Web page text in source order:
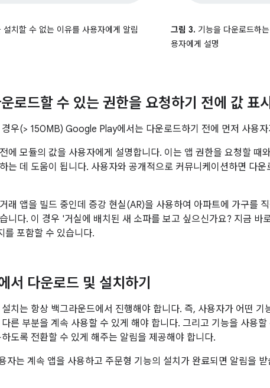
설치할 수 없는 이유를 사용자에게 알림 그림 3. 기능을 다운로드하
용자에게 설명
로드할 수 있는 권한을 요청하기 전에 값 표시
우(> 150MB) Google Play에서는 다운로드하기 전에 먼저 사용
에 모듈의 값을 사용자에게 설명합니다. 이는 앱 권한을 요청할 때
는 데 도움이 됩니다. 사용자와 공개적으로 커뮤니케이션하면 다운
래 앱을 빌드 중인데 증강 현실(AR)을 사용하여 아파트에 가구를
니다. 이 경우 '거실에 배치된 새 소파를 보고 싶으신가요? 지금 바
를 포함할 수 있습니다.
서 다운로드 및 설치하기
치는 항상 백그라운드에서 진행해야 합니다. 즉, 사용자가 어떤 기
른 부분을 계속 사용할 수 있게 해야 합니다. 그리고 기능을 사용
도록 전환할 수 있게 해주는 알림을 제공해야 합니다.
자는 계속 앱을 사용하고 주문형 기능의 설치가 완료되면 알림을 받